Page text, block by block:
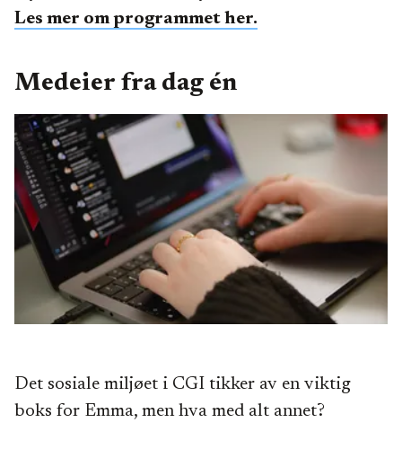
Les mer om programmet her.
Medeier fra dag én
Det sosiale miljøet i CGI tikker av en viktig
boks for Emma, men hva med alt annet?